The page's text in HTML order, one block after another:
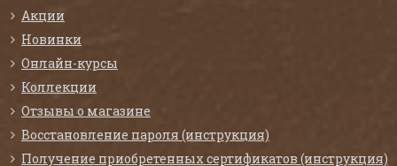
Акции
Новинки
Онлайн-курсы
Коллекции
Отзывы о магазине
Восстановление пароля (инструкция)
Получение приобретенных сертификатов (инструкция)